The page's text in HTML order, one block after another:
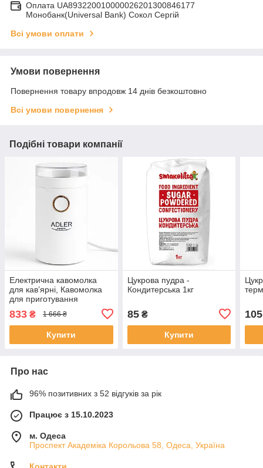
Оплата UA893220010000026201300846177
Монобанк(Universal Bank) Сокол Сергій
Всі умови оплати
Умови повернення
Повернення товару впродовж 14 днів безкоштовно
Всі умови повернення
Подібні товари компанії
Електрична кавомолка
для кав’ярні, Кавомолка
для приготування
цукрової пудри перцю MA-
46
833 ₴ 1 666 ₴
Купити
Цукрова пудра -
Кондитерська 1кг
85₴
Купити
105
Про нас
96% позитивних з 52 відгуків за рік
Працює з 15.10.2023
м. Одеса
Проспект Академіка Корольова 58, Одеса, Україна